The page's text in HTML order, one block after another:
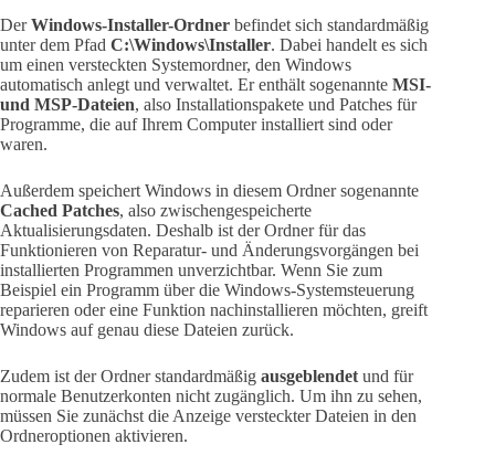
DerWindows-Installer-Ordner befindet sich standardmäßig
unter dem Pfad C:\Windows\Installer. Dabei handelt es sich
um einen versteckten Systemordner, den Windows
automatisch anlegt und verwaltet. Er enthält sogenannte MSI-
und MSP-Dateien, also Installationspakete und Patches für
Programme, die auf Ihrem Computer installiert sind oder
waren.
Außerdem speichert Windows in diesem Ordner sogenannte
Cached Patches, also zwischengespeicherte
Aktualisierungsdaten. Deshalb ist der Ordner für das
Funktionieren von Reparatur- und Änderungsvorgängen bei
installierten Programmen unverzichtbar. Wenn Sie zum
Beispiel ein Programm über die Windows-Systemsteuerung
reparieren oder eine Funktion nachinstallieren möchten, greift
Windows auf genau diese Dateien zurück.
Zudem ist der Ordner standardmäßig ausgeblendet und für
normale Benutzerkonten nicht zugänglich. Um ihn zu sehen,
müssen Sie zunächst die Anzeige versteckter Dateien in den
Ordneroptionen aktivieren.